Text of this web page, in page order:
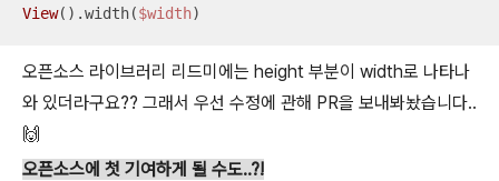
View().width($width)
오픈소스 라이브러리 리드미에는 height 부분이 width로 나타나
와 있더라구요?? 그래서 우선 수정에 관해 PR을 보내봐놨습니다..
🙌
오픈소스에 첫 기여하게 될 수도..?!